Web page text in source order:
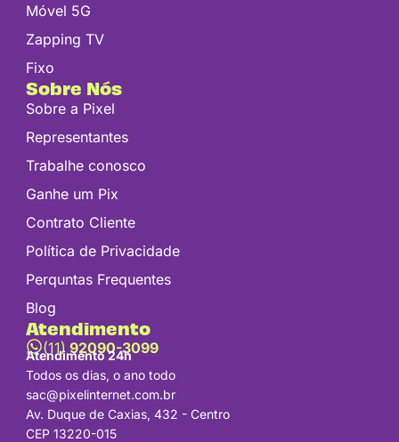
Móvel 5G
Zapping TV
Fixo
Sobre Nós
Sobre a Pixel
Representantes
Trabalhe conosco
Ganhe um Pix
Contrato Cliente
Política de Privacidade
Perquntas Frequentes
Blog
Atendimento
(11) 92090-3099
Atendimento 24h
Todos os dias, o ano todo
sac@pixelinternet.com.br
Av. Duque de Caxias, 432 - Centro
CEP 13220-015